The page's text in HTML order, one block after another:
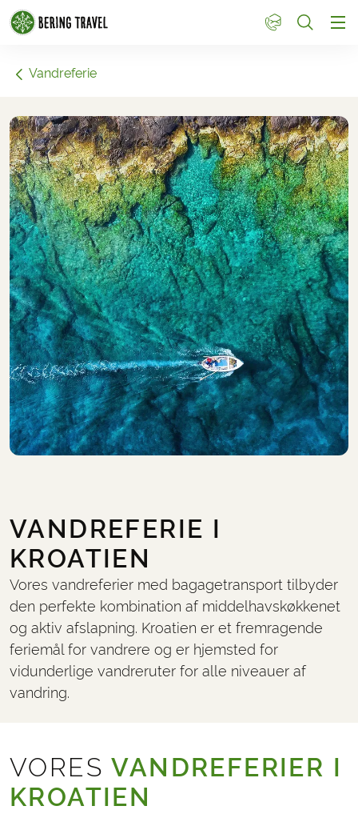
1
Vandreferie
VANDREFERIE I
KROATIEN
Vores vandreferier med bagagetransport tilbyder
den perfekte kombination af middelhavskøkkenet
og aktiv afslapning. Kroatien er et fremragende
feriemål for vandrere og er hjemsted for
vidunderlige vandreruter for alle niveauer af
vandring.
VORESVANDREFERIER I
KROATIEN